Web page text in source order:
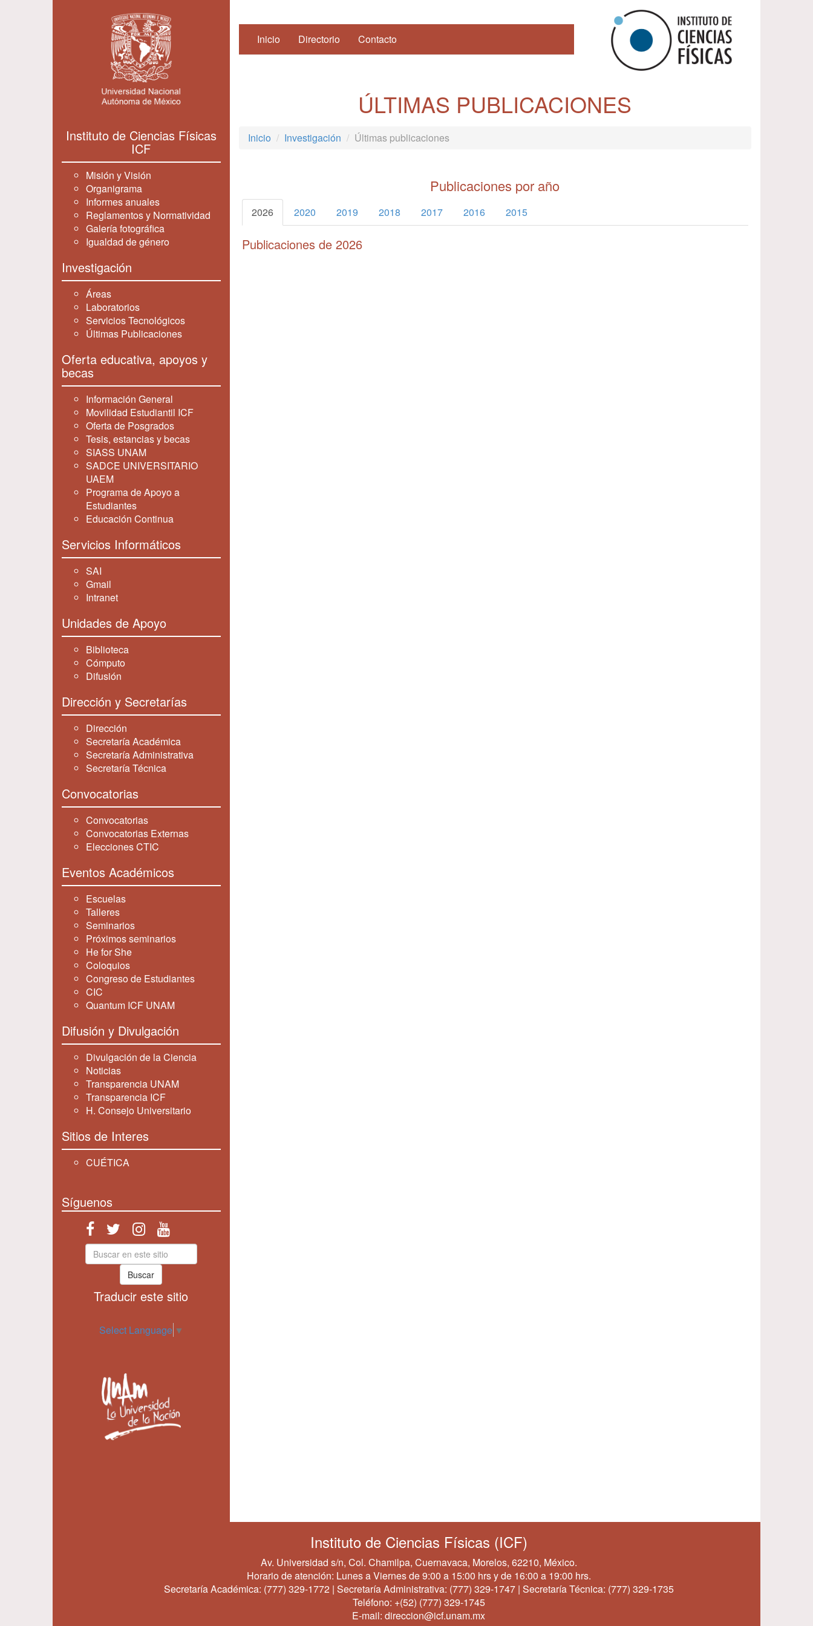
Instituto de Ciencias Físicas
ICF
Misión y Visión
Organigrama
Informes anuales
Reglamentos y Normatividad
Galería fotográfica
Igualdad de género
Investigación
Áreas
Laboratorios
Servicios Tecnológicos
Últimas Publicaciones
Oferta educativa, apoyos y
becas
Información General
Movilidad Estudiantil ICF
Oferta de Posgrados
Tesis, estancias y becas
SIASS UNAM
SADCE UNIVERSITARIO
UAEM
Programa de Apoyo a
Estudiantes
Educación Continua
Servicios Informáticos
SAI
Gmail
Intranet
Unidades de Apoyo
Biblioteca
Cómputo
Difusión
Dirección y Secretarías
Dirección
Secretaría Académica
Secretaría Administrativa
Secretaría Técnica
Convocatorias
Convocatorias
Convocatorias Externas
Elecciones CTIC
Eventos Académicos
Escuelas
Talleres
Seminarios
Próximos seminarios
He for She
Coloquios
Congreso de Estudiantes
CIC
Quantum ICF UNAM
Difusión y Divulgación
Divulgación de la Ciencia
Noticias
Transparencia UNAM
Transparencia ICF
H. Consejo Universitario
Sitios de Interes
CUÉTICA
Síguenos
Buscar
Traducir este sitio
Select Language ▼
Inicio(current)Directorio Contacto
ÚLTIMAS PUBLICACIONES
Inicio Investigación Últimas publicaciones
Publicaciones por año
2026 2020 2019 2018 2017 2016 2015
Publicaciones de 2026
Instituto de Ciencias Físicas (ICF)
Av. Universidad s/n, Col. Chamilpa, Cuernavaca, Morelos, 62210, México.
Horario de atención: Lunes a Viernes de 9:00 a 15:00 hrs y de 16:00 a 19:00 hrs.
Secretaría Académica: (777) 329-1772 | Secretaría Administrativa: (777) 329-1747| Secretaría Técnica: (777) 329-1735
Teléfono: +(52) (777) 329-1745
E-mail: direccion@icf.unam.mx